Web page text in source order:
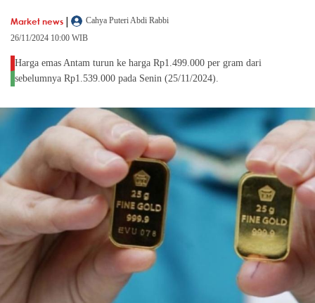
Market news |
Cahya Puteri Abdi Rabbi
26/11/2024 10:00 WIB
Harga emas Antam turun ke harga Rp1.499.000 per gram dari
sebelumnya Rp1.539.000 pada Senin (25/11/2024).